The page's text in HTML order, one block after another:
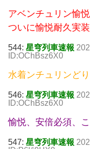
アベンチュリン愉
ついに愉悦耐久実
544: 星穹列車速報
ID:OChBsz6X0
水着ンチュリンど
546: 星穹列車速報
ID:OChBsz6X0
愉悦、安倍必須、
547: 星穹列車速報